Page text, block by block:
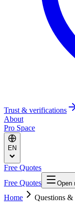
Trust & verifications
About
Pro Space
EN
Free Quotes
Free Quotes
Open
Home
Questions &